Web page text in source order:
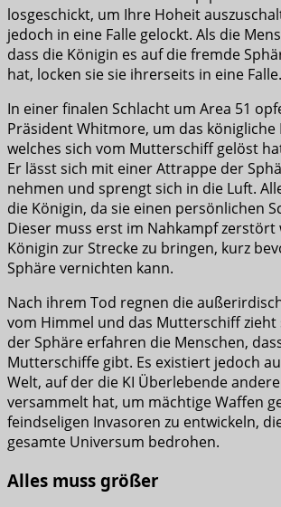
losgeschickt, um Ihre Hoheit
jedoch in eine Falle gelockt. Als die
dass die Königin es auf die fremde
hat, locken sie sie ihrerseits in eine Falle.
In einer finalen Schlacht um Area 51
Präsident Whitmore, um das königliche
welches sich vom Mutterschiff gelöst
Er lässt sich mit einer Attrappe der
nehmen und sprengt sich in die Luft.
die Königin, da sie einen persönlichen
Dieser muss erst im Nahkampf zerstört
Königin zur Strecke zu bringen, kurz
Sphäre vernichten kann.
Nach ihrem Tod regnen die
vom Himmel und das Mutterschiff zieht
der Sphäre erfahren die Menschen,
Mutterschiffe gibt. Es existiert jedoch
Welt, auf der die KI Überlebende
versammelt hat, um mächtige Waffen
feindseligen Invasoren zu entwickeln,
gesamte Universum bedrohen.
Alles muss größer